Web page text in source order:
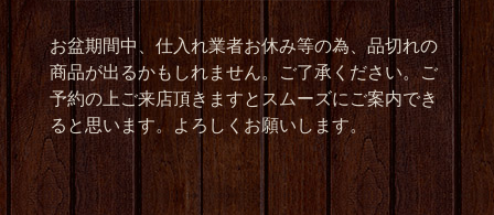
お盆期間中、仕入れ業者お休み等の為、品切れの
商品が出るかもしれません。ご了承ください。ご
予約の上ご来店頂きますとスムーズにご案内でき
ると思います。よろしくお願いします。